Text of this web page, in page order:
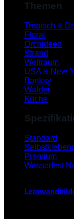
Themen
Tropisch &
Floral
Orchideen
Strand
Weltraum
USA & New
Banksy
Wälder
Küche
Standard
Premium
Wasserfest